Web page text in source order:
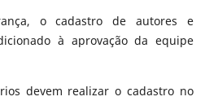
o cadastro de autores e
à aprovação da equipe
devem realizar o cadastro no